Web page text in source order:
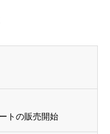
トの販売開始